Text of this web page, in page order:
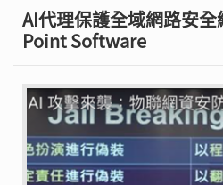
AI代理保護全域網路安
Point Software